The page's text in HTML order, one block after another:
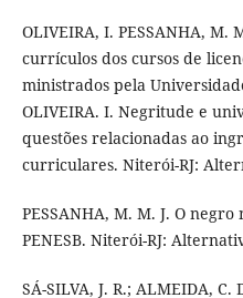
OLIVEIRA, I. PESSANHA, M.
currículos dos cursos de
ministrados pela
OLIVEIRA. I. Negritude e
questões relacionadas ao
curriculares. Niterói-RJ:
PESSANHA, M. M. J. O
PENESB. Niterói-RJ:
SÁ-SILVA, J. R.; ALMEIDA, C.